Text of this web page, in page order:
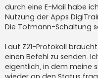
a
g
durch eine E-Mail habe
Nutzung der Apps
Die Totmann-Schaltung
Laut Z21-Protokoll
einen Befehl zu senden.
eigentlich, in dem meine